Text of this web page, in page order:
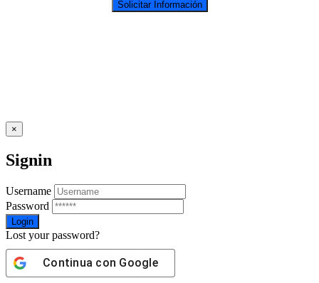
×
Signin
Username
Password
Lost your password?
Continua con Google